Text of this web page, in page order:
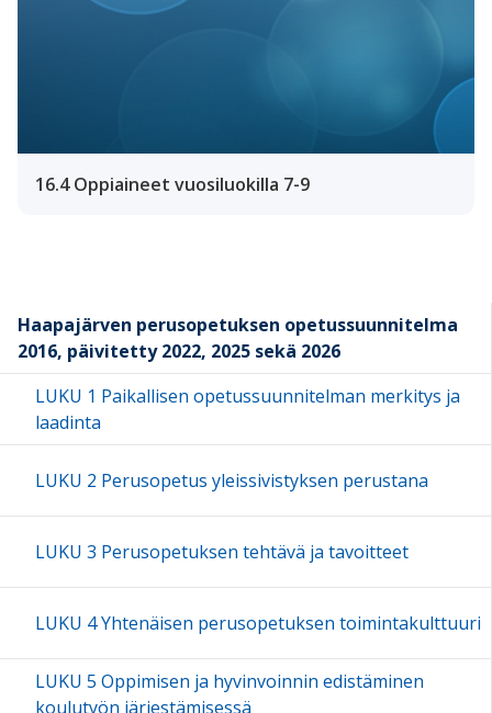
16.4 Oppiaineet vuosiluokilla 7-9
Haapajärven perusopetuksen opetussuunnitelma
2016, päivitetty 2022, 2025 sekä 2026
LUKU 1 Paikallisen opetussuunnitelman merkitys ja
laadinta
LUKU 2 Perusopetus yleissivistyksen perustana
LUKU 3 Perusopetuksen tehtävä ja tavoitteet
LUKU 4 Yhtenäisen perusopetuksen toimintakulttuuri
LUKU 5 Oppimisen ja hyvinvoinnin edistäminen
koulutyön järjestämisessä